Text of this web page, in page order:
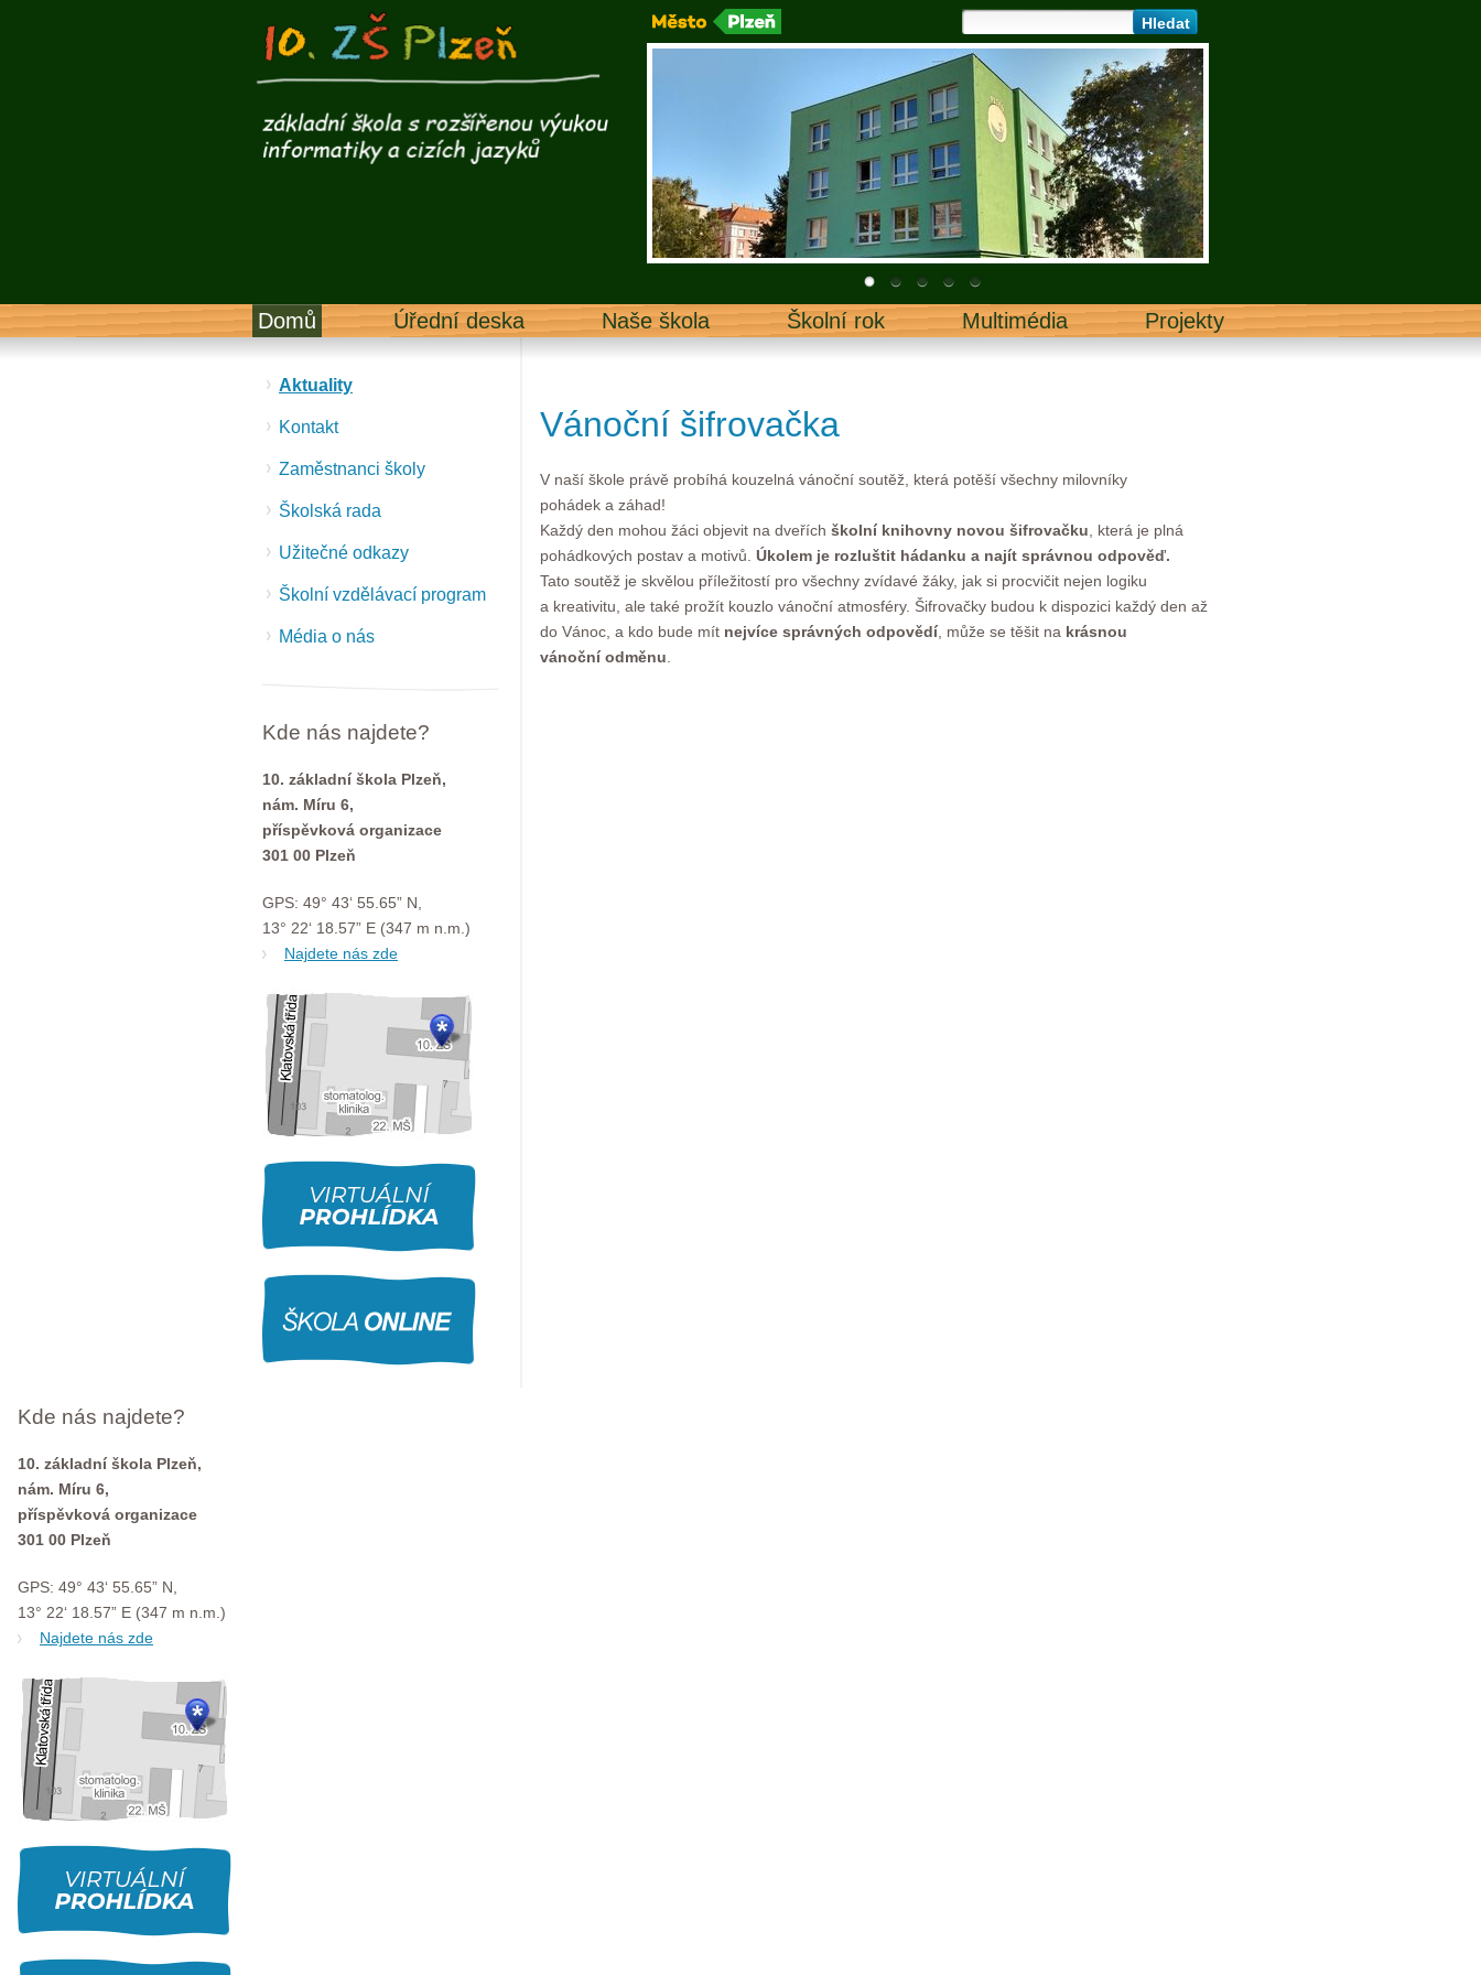
Domů Úřední deska Naše škola Školní rok Multimédia Projekty
Aktuality
Kontakt
Zaměstnanci školy
Školská rada
Užitečné odkazy
Školní vzdělávací program
Média o nás
Kde nás najdete?
10. základní škola Plzeň,
nám. Míru 6,
příspěvková organizace
301 00 Plzeň
GPS: 49° 43‘ 55.65” N,
13° 22‘ 18.57” E (347 m n.m.)
Najdete nás zde
Vánoční šifrovačka
V naší škole právě probíhá kouzelná vánoční soutěž, která potěší všechny milovníky
pohádek a záhad!
Každý den mohou žáci objevit na dveřích školní knihovny novou šifrovačku , která je plná
pohádkových postav a motivů. Úkolem je rozluštit hádanku a najít správnou odpověď.
Tato soutěž je skvělou příležitostí pro všechny zvídavé žáky, jak si procvičit nejen logiku
a kreativitu, ale také prožít kouzlo vánoční atmosféry. Šifrovačky budou k dispozici každý den až
do Vánoc, a kdo bude mít nejvíce správných odpovědí , může se těšit na krásnou
vánoční odměnu
Kde nás najdete?
10. základní škola Plzeň,
nám. Míru 6,
příspěvková organizace
301 00 Plzeň
GPS: 49° 43‘ 55.65” N,
13° 22‘ 18.57” E (347 m n.m.)
Najdete nás zde